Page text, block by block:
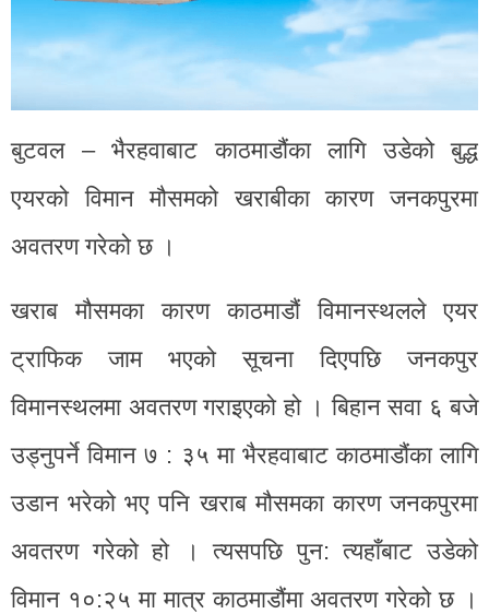
बुटवल – भैरहवाबाट काठमाडौंका लागि उडेको बुद्ध
एयरको विमान मौसमको खराबीका कारण जनकपुरमा
अवतरण गरेको छ ।
खराब मौसमका कारण काठमाडौं विमानस्थलले एयर
ट्राफिक जाम भएको सूचना दिएपछि जनकपुर
विमानस्थलमा अवतरण गराइएको हो । बिहान सवा ६ बजे
उड्नुपर्ने विमान ७ : ३५ मा भैरहवाबाट काठमाडौंका लागि
उडान भरेको भए पनि खराब मौसमका कारण जनकपुरमा
अवतरण गरेको हो । त्यसपछि पुन: त्यहाँबाट उडेको
विमान १०:२५ मा मात्र काठमाडौंमा अवतरण गरेको छ ।